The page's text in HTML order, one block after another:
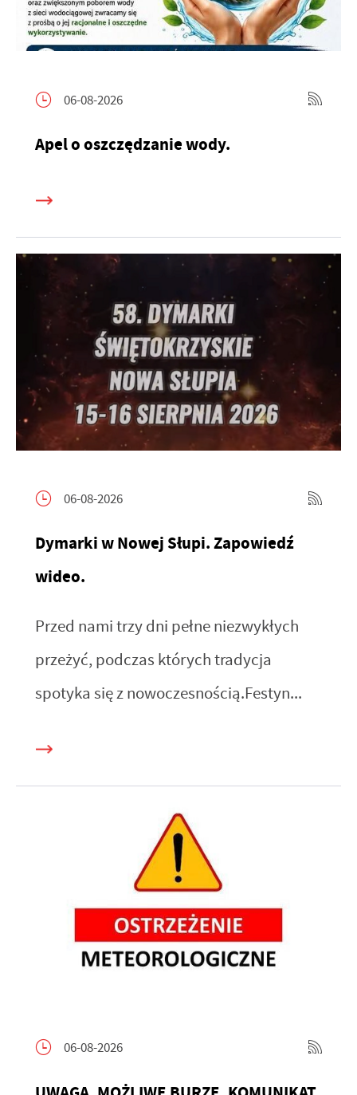
06-08-2026
Apel o oszczędzanie wody.
06-08-2026
Dymarki w Nowej Słupi. Zapowiedź
wideo.
Przed nami trzy dni pełne niezwykłych
przeżyć, podczas których tradycja
spotyka się z nowoczesnością.Festyn...
06-08-2026